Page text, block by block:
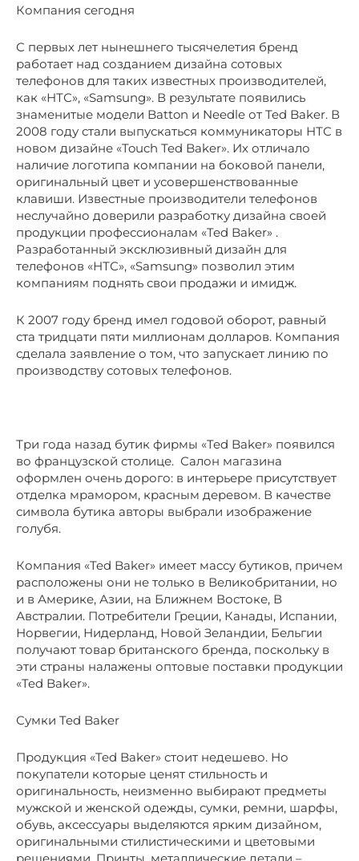
Компания сегодня
С первых лет нынешнего тысячелетия бренд
работает над созданием дизайна сотовых
телефонов для таких известных производителей,
как «НТС», «Samsung». В результате появились
знаменитые модели Batton и Needle от Ted Baker. В
2008 году стали выпускаться коммуникаторы НТС в
новом дизайне «Touch Ted Baker». Их отличало
наличие логотипа компании на боковой панели,
оригинальный цвет и усовершенствованные
клавиши. Известные производители телефонов
неслучайно доверили разработку дизайна своей
продукции профессионалам «Ted Baker» .
Разработанный эксклюзивный дизайн для
телефонов «НТС», «Samsung» позволил этим
компаниям поднять свои продажи и имидж.
К 2007 году бренд имел годовой оборот, равный
ста тридцати пяти миллионам долларов. Компания
сделала заявление о том, что запускает линию по
производству сотовых телефонов.
Три года назад бутик фирмы «Ted Baker» появился
во французской столице. Салон магазина
оформлен очень дорого: в интерьере присутствует
отделка мрамором, красным деревом. В качестве
символа бутика авторы выбрали изображение
голубя.
Компания «Ted Baker» имеет массу бутиков, причем
расположены они не только в Великобритании, но
и в Америке, Азии, на Ближнем Востоке, В
Австралии. Потребители Греции, Канады, Испании,
Норвегии, Нидерланд, Новой Зеландии, Бельгии
получают товар британского бренда, поскольку в
эти страны налажены оптовые поставки продукции
«Ted Baker».
Сумки Ted Baker
Продукция «Ted Baker» стоит недешево. Но
покупатели которые ценят стильность и
оригинальность, неизменно выбирают предметы
мужской и женской одежды, сумки, ремни, шарфы,
обувь, аксессуары выделяются ярким дизайном,
оригинальными стилистическими и цветовыми